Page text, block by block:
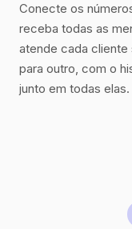
Conecte os
receba todas as
atende cada cliente
para outro, com o
junto em todas elas.